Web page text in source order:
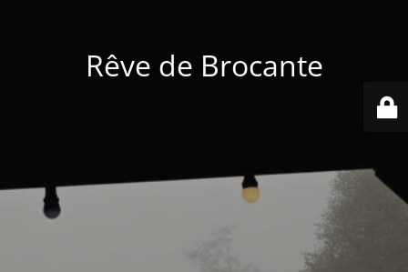
Rêve de Brocante